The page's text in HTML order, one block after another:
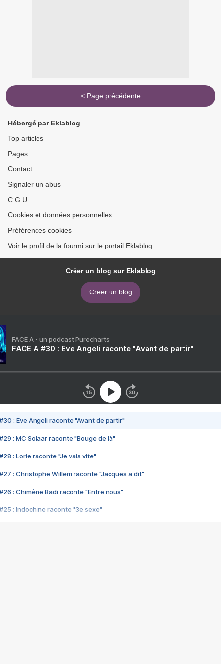
< Page précédente
Hébergé par Eklablog
Top articles
Pages
Contact
Signaler un abus
C.G.U.
Cookies et données personnelles
Préférences cookies
Voir le profil de la fourmi sur le portail Eklablog
Créer un blog sur Eklablog
Créer un blog
FACE A - un podcast Purecharts
FACE A #30 : Eve Angeli raconte "Avant de partir"
#30 : Eve Angeli raconte "Avant de partir"
#29 : MC Solaar raconte "Bouge de là"
#28 : Lorie raconte "Je vais vite"
#27 : Christophe Willem raconte "Jacques a dit"
#26 : Chimène Badi raconte "Entre nous"
#25 : Indochine raconte "3e sexe"